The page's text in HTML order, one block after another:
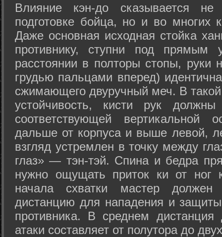
Влияние кэн-до сказывается не
подготовке бойца, но и во многих
Даже основная исходная стойка
противнику, ступни под прямым
расстоянии в полторы стопы, руки
грудью пальцами вперед)
сжимающего двуручный меч. В
устойчивость, кисти рук
соответствующей
дальше от корпуса и выше левой,
взгляд устремлен в точку между
глаз» — тэн-тэй. Спина и бедра
нужно ощущать приток ки от
начала схватки мастер должен
дистанцию для нападения и
противника. В среднем
атаки составляет от полутора до